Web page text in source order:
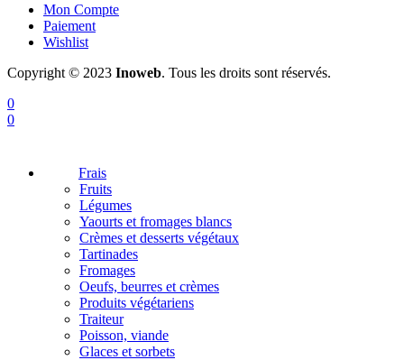
Mon Compte
Paiement
Wishlist
Copyright © 2023 Inoweb. Tous les droits sont réservés.
0
0
Frais
Fruits
Légumes
Yaourts et fromages blancs
Crèmes et desserts végétaux
Tartinades
Fromages
Oeufs, beurres et crèmes
Produits végétariens
Traiteur
Poisson, viande
Glaces et sorbets